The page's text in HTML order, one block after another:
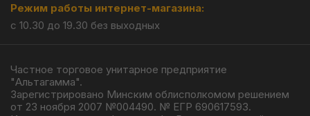
Режим работы интернет-магазина:
с 10.30 до 19.30 без выходных
Частное торговое унитарное предприятие
"Альтагамма".
Зарегистрировано Минским облисполкомом решением
от 23 ноября 2007 №004490. № ЕГР 690617593.